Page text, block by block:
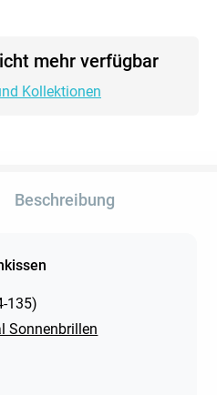
mehr verfügbar
Kollektionen
Beschreibung
-135)
Sonnenbrillen